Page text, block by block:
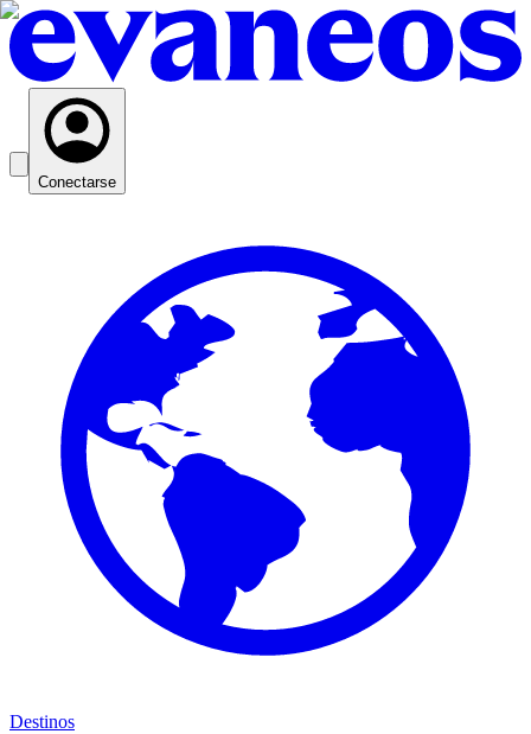
Conectarse
Destinos